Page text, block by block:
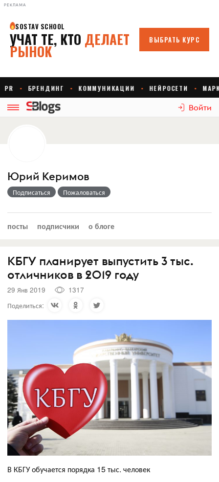
РЕКЛАМА
Войти
Юрий Керимов
Подписаться Пожаловаться
посты подписчики о блоге
КБГУ планирует выпустить 3 тыс.
отличников в 2019 году
29 Янв 2019
1317
Поделиться:
В КБГУ обучается порядка 15 тыс. человек